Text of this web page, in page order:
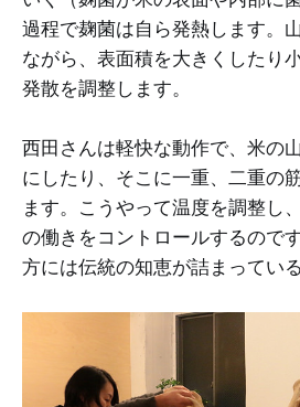
過程で麹菌は自ら発熱します。
ながら、表面積を大きくしたり
発散を調整します。
西田さんは軽快な動作で、米の
にしたり、そこに一重、二重の
ます。こうやって温度を調整し
の働きをコントロールするので
方には伝統の知恵が詰まってい